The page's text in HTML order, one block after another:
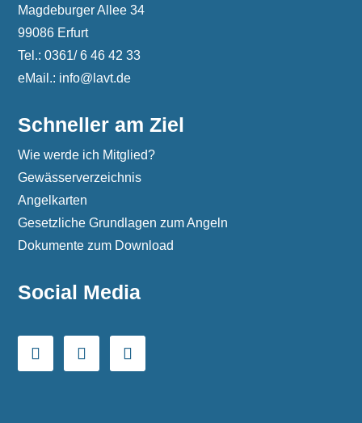
Magdeburger Allee 34
99086 Erfurt
Tel.: 0361/ 6 46 42 33
eMail.: info@lavt.de
Schneller am Ziel
Wie werde ich Mitglied?
Gewässerverzeichnis
Angelkarten
Gesetzliche Grundlagen zum Angeln
Dokumente zum Download
Social Media